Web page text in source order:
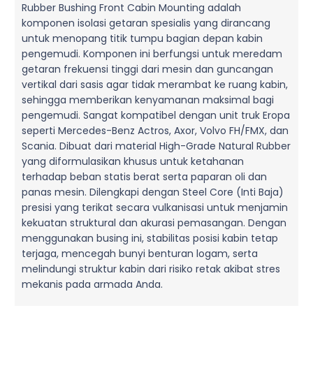
Rubber Bushing Front Cabin Mounting adalah
komponen isolasi getaran spesialis yang dirancang
untuk menopang titik tumpu bagian depan kabin
pengemudi. Komponen ini berfungsi untuk meredam
getaran frekuensi tinggi dari mesin dan guncangan
vertikal dari sasis agar tidak merambat ke ruang kabin,
sehingga memberikan kenyamanan maksimal bagi
pengemudi. Sangat kompatibel dengan unit truk Eropa
seperti Mercedes-Benz Actros, Axor, Volvo FH/FMX, dan
Scania. Dibuat dari material High-Grade Natural Rubber
yang diformulasikan khusus untuk ketahanan
terhadap beban statis berat serta paparan oli dan
panas mesin. Dilengkapi dengan Steel Core (Inti Baja)
presisi yang terikat secara vulkanisasi untuk menjamin
kekuatan struktural dan akurasi pemasangan. Dengan
menggunakan busing ini, stabilitas posisi kabin tetap
terjaga, mencegah bunyi benturan logam, serta
melindungi struktur kabin dari risiko retak akibat stres
mekanis pada armada Anda.